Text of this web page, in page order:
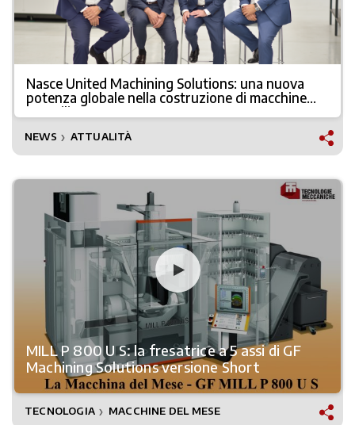
Nasce United Machining Solutions: una nuova
potenza globale nella costruzione di macchine
utensili
NEWS ❯ ATTUALITÀ
MILL P 800 U S: la fresatrice a 5 assi di GF
Machining Solutions versione Short
TECNOLOGIA ❯ MACCHINE DEL MESE